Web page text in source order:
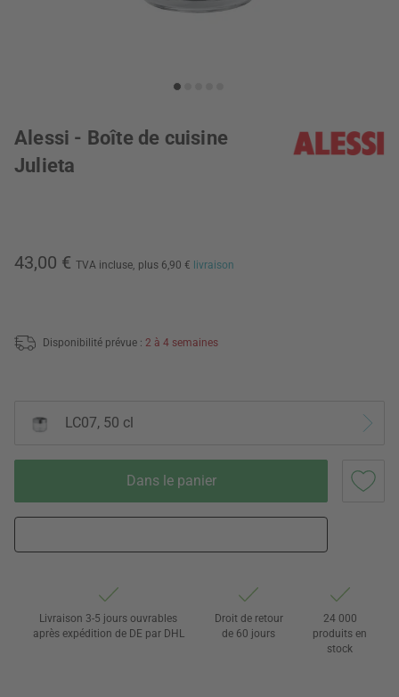
Alessi - Boîte de cuisine
Julieta
43,00 € TVA incluse, plus 6,90 € livraison
Disponibilité prévue : 2 à 4 semaines
LC07, 50 cl
Dans le panier
Livraison 3-5 jours ouvrables
après expédition de DE par DHL
Droit de retour
de 60 jours
24 000
produits en
stock